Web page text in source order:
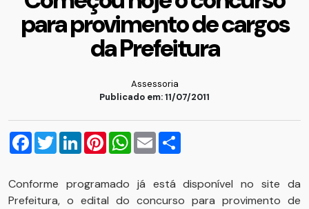
para provimento de cargos
da Prefeitura
Assessoria
Publicado em: 11/07/2011
Facebook
TwitterLinkedInPinterestWhatsApp
Email
Conforme programado já está disponível no site da
Prefeitura, o edital do concurso para provimento de